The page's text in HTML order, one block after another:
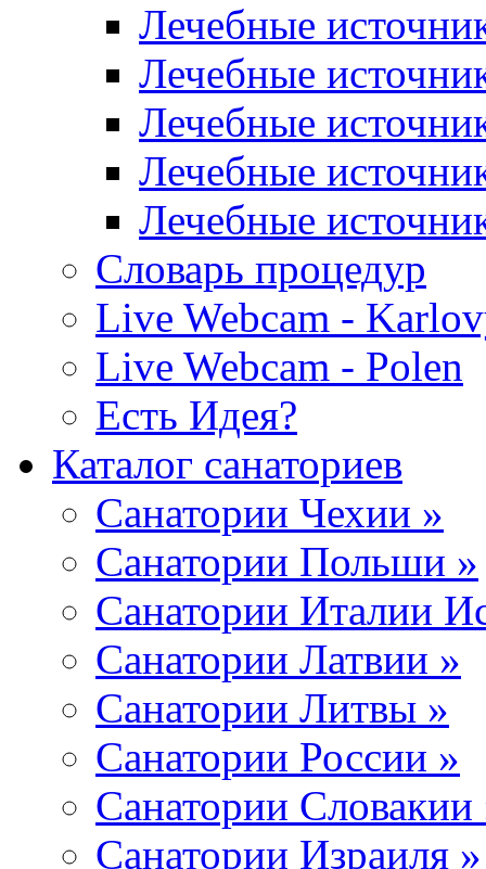
Лечебные
Лечебные
Лечебные
Лечебные
Лечебные
Словарь процедур
Live Webcam -
Live Webcam - Polen
Есть Идея?
Каталог санаториев
Санатории Чехии »
Санатории Польши »
Санатории Италии
Санатории Латвии »
Санатории Литвы »
Санатории России »
Санатории Словакии
Санатории Израиля »